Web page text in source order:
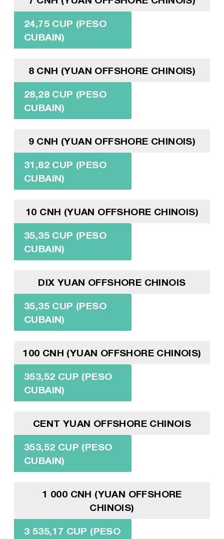
24,75 CUP (PESO
CUBAIN)
8 CNH (YUAN OFFSHORE CHINOIS)
28,28 CUP (PESO
CUBAIN)
9 CNH (YUAN OFFSHORE CHINOIS)
31,82 CUP (PESO
CUBAIN)
10 CNH (YUAN OFFSHORE CHINOIS)
35,35 CUP (PESO
CUBAIN)
DIX YUAN OFFSHORE CHINOIS
35,35 CUP (PESO
CUBAIN)
100 CNH (YUAN OFFSHORE CHINOIS)
353,52 CUP (PESO
CUBAIN)
CENT YUAN OFFSHORE CHINOIS
353,52 CUP (PESO
CUBAIN)
1 000 CNH (YUAN OFFSHORE
CHINOIS)
3 535,17 CUP (PESO